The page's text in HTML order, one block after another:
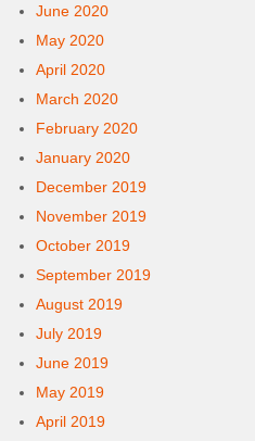
June 2020
May 2020
April 2020
March 2020
February 2020
January 2020
December 2019
November 2019
October 2019
September 2019
August 2019
July 2019
June 2019
May 2019
April 2019